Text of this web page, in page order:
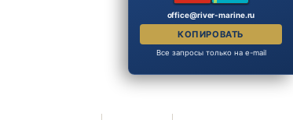
office@river-marine.ru
КОПИРОВАТЬ
Все запросы только на e-mail